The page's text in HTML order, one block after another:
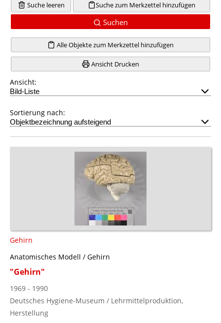
Suche leeren Suche zum Merkzettel hinzufügen
Suchen
Alle Objekte zum Merkzettel hinzufügen
Ansicht Drucken
Ansicht:
Sortierung nach:
Gehirn
Anatomisches Modell / Gehirn
"Gehirn"
1969 - 1990
Deutsches Hygiene-Museum / Lehrmittelproduktion,
Herstellung